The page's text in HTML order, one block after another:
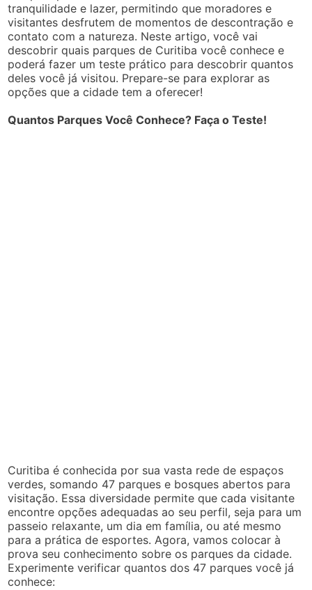
tranquilidade e lazer, permitindo que moradores e
visitantes desfrutem de momentos de descontração e
contato com a natureza. Neste artigo, você vai
descobrir quais parques de Curitiba você conhece e
poderá fazer um teste prático para descobrir quantos
deles você já visitou. Prepare-se para explorar as
opções que a cidade tem a oferecer!
Quantos Parques Você Conhece? Faça o Teste!
Curitiba é conhecida por sua vasta rede de espaços
verdes, somando 47 parques e bosques abertos para
visitação. Essa diversidade permite que cada visitante
encontre opções adequadas ao seu perfil, seja para um
passeio relaxante, um dia em família, ou até mesmo
para a prática de esportes. Agora, vamos colocar à
prova seu conhecimento sobre os parques da cidade.
Experimente verificar quantos dos 47 parques você já
conhece: